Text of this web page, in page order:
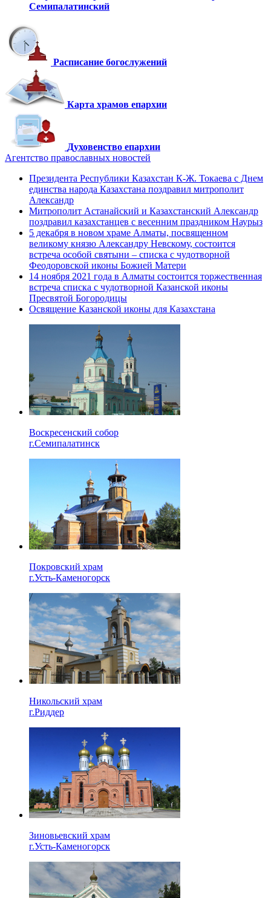
Семипалатинский
Расписание богослужений
Карта храмов епархии
Духовенство епархии
Агентство православных новостей
Президента Республики Казахстан К-Ж. Токаева с Днем
единства народа Казахстана поздравил митрополит
Александр
Митрополит Астанайский и Казахстанский Александр
поздравил казахстанцев с весенним праздником Наурыз
5 декабря в новом храме Алматы, посвященном
великому князю Александру Невскому, состоится
встреча особой святыни – списка с чудотворной
Феодоровской иконы Божией Матери
14 ноября 2021 года в Алматы состоится торжественная
встреча списка с чудотворной Казанской иконы
Пресвятой Богородицы
Освящение Казанской иконы для Казахстана
Воскресенский собор
г.Семипалатинск
Покровский храм
г.Усть-Каменогорск
Никольский храм
г.Риддер
Зиновьевский храм
г.Усть-Каменогорск